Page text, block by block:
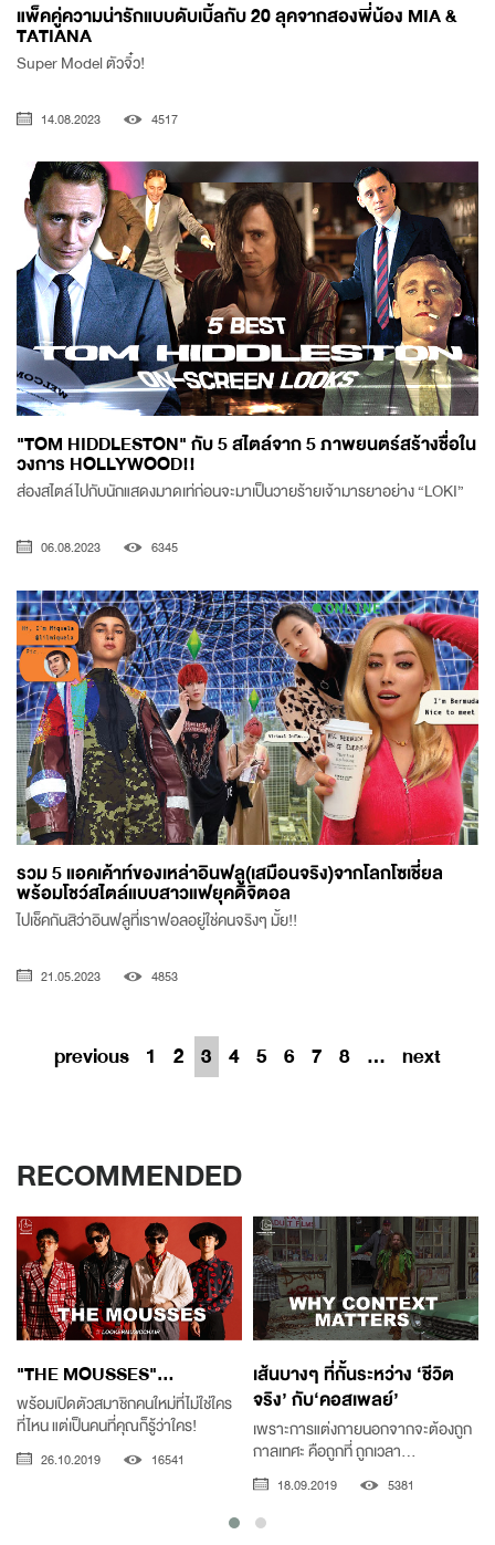
แพ็คคู่ความน่ารักแบบดับเบิ้ลกับ 20 ลุคจากสองพี่น้อง MIA &
TATIANA
Super Model ตัวจิ๋ว!
14.08.2023 4517
"TOM HIDDLESTON" กับ 5 สไตล์จาก 5 ภาพยนตร์สร้างชื่อใน
วงการ HOLLYWOOD!!
ส่องสไตล์ไปกับนักแสดงมาดเท่ก่อนจะมาเป็นวายร้ายเจ้ามารยาอย่าง “LOKI”
06.08.2023 6345
รวม 5 แอคเค้าท์ของเหล่าอินฟลู(เสมือนจริง)จากโลกโซเชี่ยล
พร้อมโชว์สไตล์แบบสาวแฟยุคดิจิตอล
ไปเช็คกันสิว่าอินฟลูที่เราฟอลอยู่ใช่คนจริงๆ มั้ย!!
21.05.2023 4853
previous 1 2 3 4 5 6 7 8 ... next
RECOMMENDED
"THE MOUSSES"...
พร้อมเปิดตัวสมาชิกคนใหม่ที่ไม่ใช่ใคร
ที่ไหน แต่เป็นคนที่คุณก็รู้ว่าใคร!
26.10.2019 16541
เส้นบางๆ ที่กั้นระหว่าง ‘ชีวิต
จริง’ กับ‘คอสเพลย์’
เพราะการแต่งกายนอกจากจะต้องถูก
กาลเทศะ คือถูกที่ ถูกเวลา...
18.09.2019 5381